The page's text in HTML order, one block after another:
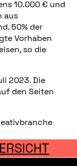
10.000 € und
aus
50% der
Vorhaben
so die
2023. Die
den Seiten